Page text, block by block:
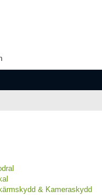
& Kameraskydd